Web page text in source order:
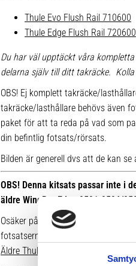
Thule Evo Flush Rail 710600
Thule Edge Flush Rail 720600
Du har väl upptäckt våra
delarna själv till ditt takräcke.
OBS! Ej komplett takräcke/
takräcke/lasthållare behövs även
paket för att ta reda på vad som
din befintlig fotsats/rörsats.
Bilden är generell dvs att de kan
OBS! Denna kitsats passar inte i
äldre WingBar Edge 9591-9596/
Osäker på vilken fot du har sedan
fotsatserna:
Äldre Thule fotsatser som inte går